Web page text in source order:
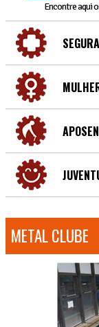
Encontre aqui
METAL CLUBE